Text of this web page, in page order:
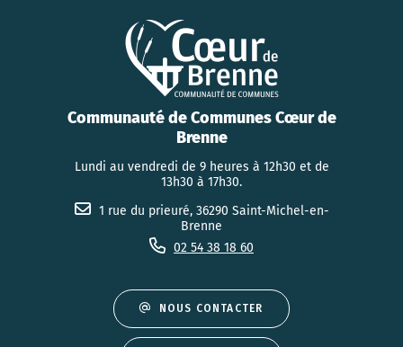
Communauté de Communes Cœur de
Brenne
Lundi au vendredi de 9 heures à 12h30 et de
13h30 à 17h30.
1 rue du prieuré, 36290 Saint-Michel-en-
Brenne
02 54 38 18 60
NOUS CONTACTER